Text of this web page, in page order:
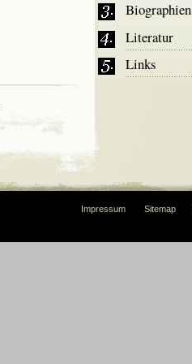
Biographien
Literatur
Links
Impressum Sitemap